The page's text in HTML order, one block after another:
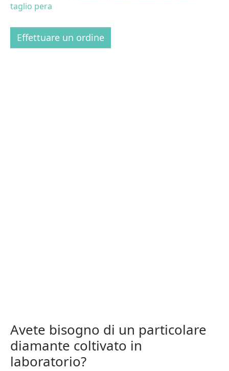
taglio pera
Effettuare un ordine
Avete bisogno di un particolare
diamante coltivato in
laboratorio?